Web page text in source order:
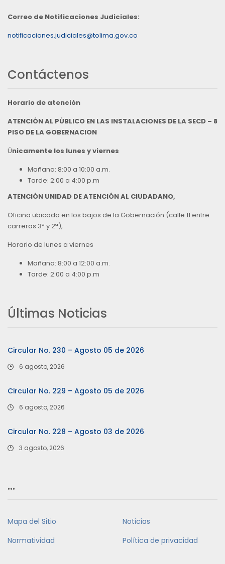
Correo de Notificaciones Judiciales:
notificaciones.judiciales@tolima.gov.co
Contáctenos
Horario de atención
ATENCIÓN AL PÚBLICO EN LAS INSTALACIONES DE LA SECD – 8
PISO DE LA GOBERNACION
Únicamente los lunes y viernes
Mañana: 8:00 a 10:00 a.m.
Tarde: 2:00 a 4:00 p.m
ATENCIÓN UNIDAD DE ATENCIÓN AL CIUDADANO,
Oficina ubicada en los bajos de la Gobernación (calle 11 entre
carreras 3ª y 2ª),
Horario de lunes a viernes
Mañana: 8:00 a 12:00 a.m.
Tarde: 2:00 a 4:00 p.m
Últimas Noticias
Circular No. 230 – Agosto 05 de 2026
6 agosto, 2026
Circular No. 229 – Agosto 05 de 2026
6 agosto, 2026
Circular No. 228 – Agosto 03 de 2026
3 agosto, 2026
…
Mapa del Sitio
Noticias
Normatividad
Política de privacidad